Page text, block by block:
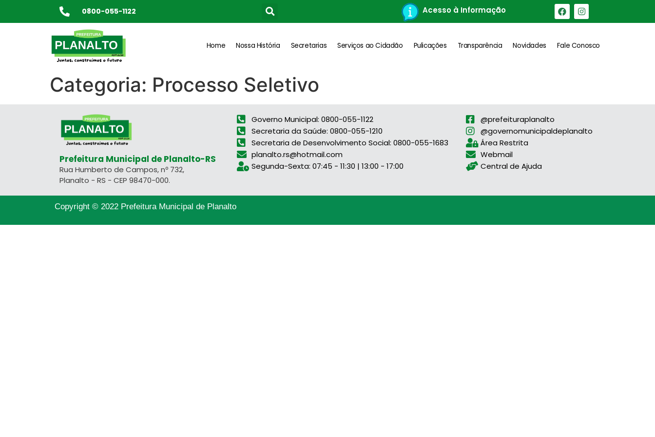
0800-055-1122 Acesso à Informação
Home Nossa História Secretarias Serviços ao Cidadão Pulicações Transparência Novidades Fale Conosco
Categoria: Processo Seletivo
Prefeitura Municipal de Planalto-RS
Rua Humberto de Campos, nº 732,
Planalto - RS - CEP 98470-000.
Governo Municipal: 0800-055-1122
Secretaria da Saúde: 0800-055-1210
Secretaria de Desenvolvimento Social: 0800-055-1683
planalto.rs@hotmail.com
Segunda-Sexta: 07:45 - 11:30 | 13:00 - 17:00
@prefeituraplanalto
@governomunicipaldeplanalto
Área Restrita
Webmail
Central de Ajuda
Copyright © 2022 Prefeitura Municipal de Planalto